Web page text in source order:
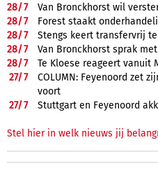
28/7
Van Bronckhorst wil
28/7
Forest staakt
28/7
Stengs keert transfervrij
28/7
Van Bronckhorst sprak
28/7
Te Kloese reageert vanuit
27/7
COLUMN: Feyenoord zet
voort
27/7 Stuttgart en Feyenoord
Stel hier in welk nieuws jij